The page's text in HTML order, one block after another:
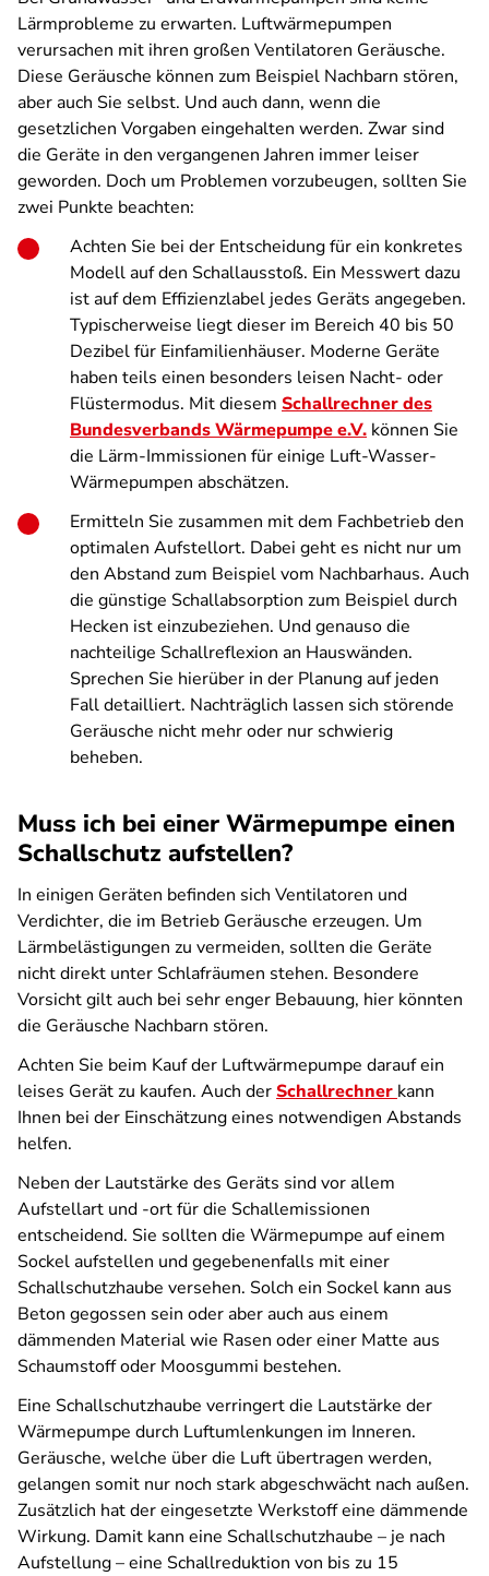
Lärmprobleme zu erwarten. Luftwärmepumpen
verursachen mit ihren großen Ventilatoren Geräusche.
Diese Geräusche können zum Beispiel Nachbarn stören,
aber auch Sie selbst. Und auch dann, wenn die
gesetzlichen Vorgaben eingehalten werden. Zwar sind
die Geräte in den vergangenen Jahren immer leiser
geworden. Doch um Problemen vorzubeugen, sollten Sie
zwei Punkte beachten:
Achten Sie bei der Entscheidung für ein konkretes
Modell auf den Schallausstoß. Ein Messwert dazu
ist auf dem Effizienzlabel jedes Geräts angegeben.
Typischerweise liegt dieser im Bereich 40 bis 50
Dezibel für Einfamilienhäuser. Moderne Geräte
haben teils einen besonders leisen Nacht- oder
Flüstermodus. Mit diesem Schallrechner des
Bundesverbands Wärmepumpe e.V. können Sie
die Lärm-Immissionen für einige Luft-Wasser-
Wärmepumpen abschätzen.
Ermitteln Sie zusammen mit dem Fachbetrieb den
optimalen Aufstellort. Dabei geht es nicht nur um
den Abstand zum Beispiel vom Nachbarhaus. Auch
die günstige Schallabsorption zum Beispiel durch
Hecken ist einzubeziehen. Und genauso die
nachteilige Schallreflexion an Hauswänden.
Sprechen Sie hierüber in der Planung auf jeden
Fall detailliert. Nachträglich lassen sich störende
Geräusche nicht mehr oder nur schwierig
beheben.
Muss ich bei einer Wärmepumpe einen
Schallschutz aufstellen?
In einigen Geräten befinden sich Ventilatoren und
Verdichter, die im Betrieb Geräusche erzeugen. Um
Lärmbelästigungen zu vermeiden, sollten die Geräte
nicht direkt unter Schlafräumen stehen. Besondere
Vorsicht gilt auch bei sehr enger Bebauung, hier könnten
die Geräusche Nachbarn stören.
Achten Sie beim Kauf der Luftwärmepumpe darauf ein
leises Gerät zu kaufen. Auch derSchallrechner kann
Ihnen bei der Einschätzung eines notwendigen Abstands
helfen.
Neben der Lautstärke des Geräts sind vor allem
Aufstellart und -ort für die Schallemissionen
entscheidend. Sie sollten die Wärmepumpe auf einem
Sockel aufstellen und gegebenenfalls mit einer
Schallschutzhaube versehen. Solch ein Sockel kann aus
Beton gegossen sein oder aber auch aus einem
dämmenden Material wie Rasen oder einer Matte aus
Schaumstoff oder Moosgummi bestehen.
Eine Schallschutzhaube verringert die Lautstärke der
Wärmepumpe durch Luftumlenkungen im Inneren.
Geräusche, welche über die Luft übertragen werden,
gelangen somit nur noch stark abgeschwächt nach außen.
Zusätzlich hat der eingesetzte Werkstoff eine dämmende
Wirkung. Damit kann eine Schallschutzhaube – je nach
Aufstellung – eine Schallreduktion von bis zu 15